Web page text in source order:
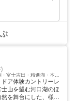
富士吉田・精進湖・本栖湖
ア体験カントリーレ
山を望む河口湖のほ
を舞台にした、様々